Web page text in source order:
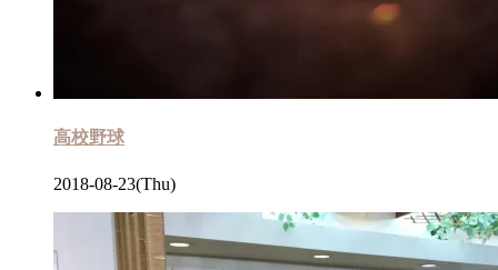
高校野球
2018-08-23(Thu)